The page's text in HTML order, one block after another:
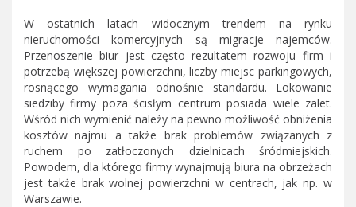
W ostatnich latach widocznym trendem na rynku
nieruchomości komercyjnych są migracje najemców.
Przenoszenie biur jest często rezultatem rozwoju firm i
potrzebą większej powierzchni, liczby miejsc parkingowych,
rosnącego wymagania odnośnie standardu. Lokowanie
siedziby firmy poza ścisłym centrum posiada wiele zalet.
Wśród nich wymienić należy na pewno możliwość obniżenia
kosztów najmu a także brak problemów związanych z
ruchem po zatłoczonych dzielnicach śródmiejskich.
Powodem, dla którego firmy wynajmują biura na obrzeżach
jest także brak wolnej powierzchni w centrach, jak np. w
Warszawie.